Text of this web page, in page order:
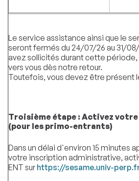
Le service assistance ainsi que le
seront fermés du 24/07/26 au 31/
avez sollicités durant cette période,
vers vous dès notre retour.
Toutefois, vous devez être présent
Troisième étape : Activez votre
(pour les primo-entrants)
Dans un délai d'environ 15 minutes
votre inscription administrative,
ENT sur https://sesame.univ-